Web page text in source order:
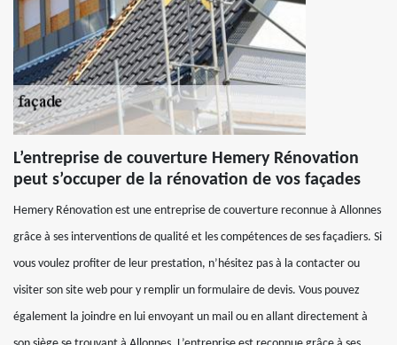
L’entreprise de couverture Hemery Rénovation
peut s’occuper de la rénovation de vos façades
Hemery Rénovation est une entreprise de couverture reconnue à Allonnes
grâce à ses interventions de qualité et les compétences de ses façadiers. Si
vous voulez profiter de leur prestation, n’hésitez pas à la contacter ou
visiter son site web pour y remplir un formulaire de devis. Vous pouvez
également la joindre en lui envoyant un mail ou en allant directement à